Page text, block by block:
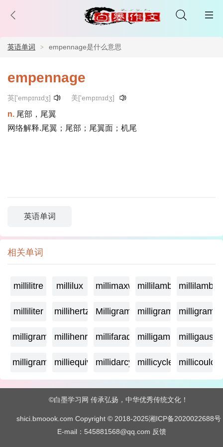
英语单词 empennage是什么意思
empennage
英['empɪnɪdʒ] 美['empɪnɪdʒ]
n. 尾部，尾翼
网络解释.尾翼；尾部；尾翼面；机尾
英语单词
相关单词
millilitre millilux millimaxwellmillilambda
milliliter millihertz Milligramagemilligrame
milligrammemillihenry millifarad milligammamilligauss
milligram milliequivalentmillidarcy millicycle
©白墨学习网 传承弘扬，中华优秀传统文化！
shici.bmoook.com Copyright © 2018-2025湘ICP备2020022688号
E-mail：545881568@qq.com 反馈